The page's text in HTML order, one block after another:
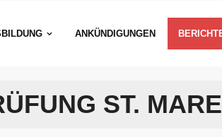
ANKÜNDIGUNGEN
ST.